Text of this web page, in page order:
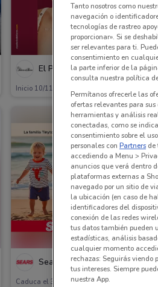
PRÓXIMAMENTE
El Palacio de Hierro
Inicio 10/11
Sears
Caduca el 31/12 741 m
Tanto nosotros como
navegación o
tecnologías de rastreo
proporcionar». Si se
ser relevantes para ti.
consentimiento en
la parte inferior de la
consulta nuestra política
Permítanos ofrecerle las
ofertas relevantes para
herramientas y análisis
conectadas, como se
consentimiento sobre el
personales con Partners de
accediendo a Menu >
anuncios que verá dentro
plataformas externas a
navegado por un sitio de
la ubicación (en caso de
identificadores del
conexión de las redes
tus datos también pueden
estadísticas, análisis
cualquier momento
rechazas: Seguirás viendo
tus intereses. Siempre
nuestra App.